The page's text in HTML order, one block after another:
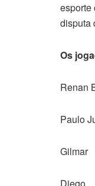
esporte
disputa
Os
Renan
Paulo
Gilmar